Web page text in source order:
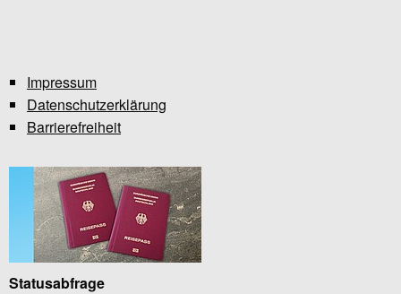
Impressum
Datenschutzerklärung
Barrierefreiheit
Statusabfrage